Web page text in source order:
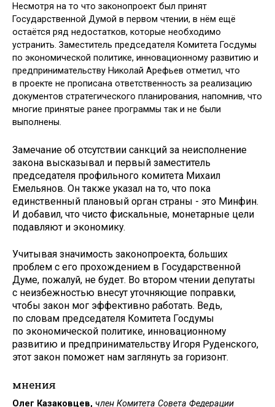
Несмотря на то что законопроект был принят
Государственной Думой в первом чтении, в нём ещё
остаётся ряд недостатков, которые необходимо
устранить. Заместитель председателя Комитета Госдумы
по экономической политике, инновационному развитию и
предпринимательству Николай Арефьев отметил, что
в проекте не прописана ответственность за реализацию
документов стратегического планирования, напомнив, что
многие принятые ранее программы так и не были
выполнены.
Замечание об отсутствии санкций за неисполнение
закона высказывал и первый заместитель
председателя профильного комитета Михаил
Емельянов. Он также указал на то, что пока
единственный плановый орган страны - это Минфин.
И добавил, что чисто фискальные, монетарные цели
подавляют и экономику.
Учитывая значимость законопроекта, больших
проблем с его прохождением в Государственной
Думе, пожалуй, не будет. Во втором чтении депутаты
с неизбежностью внесут уточняющие поправки,
чтобы закон мог эффективно работать. Ведь,
по словам председателя Комитета Госдумы
по экономической политике, инновационному
развитию и предпринимательству Игоря Руденского,
этот закон поможет нам заглянуть за горизонт.
мнения
Олег Казаковцев, член Комитета Совета Федерации